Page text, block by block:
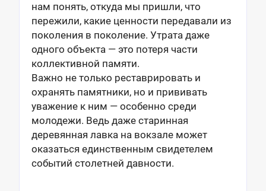
нам понять, откуда мы пришли, что
пережили, какие ценности передавали из
поколения в поколение. Утрата даже
одного объекта — это потеря части
коллективной памяти.
Важно не только реставрировать и
охранять памятники, но и прививать
уважение к ним — особенно среди
молодежи. Ведь даже старинная
деревянная лавка на вокзале может
оказаться единственным свидетелем
событий столетней давности.